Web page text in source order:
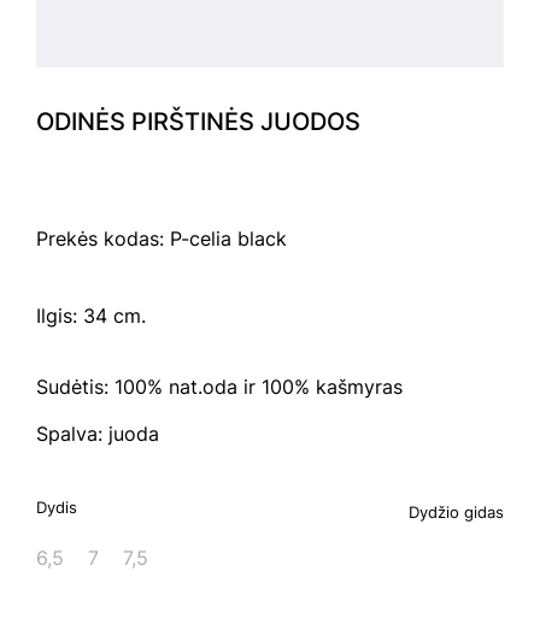
ODINĖS PIRŠTINĖS JUODOS
Prekės kodas: P-celia black
Ilgis: 34 cm.
Sudėtis: 100% nat.oda ir 100% kašmyras
Spalva: juoda
Dydis Dydžio gidas
6,5 7 7,5